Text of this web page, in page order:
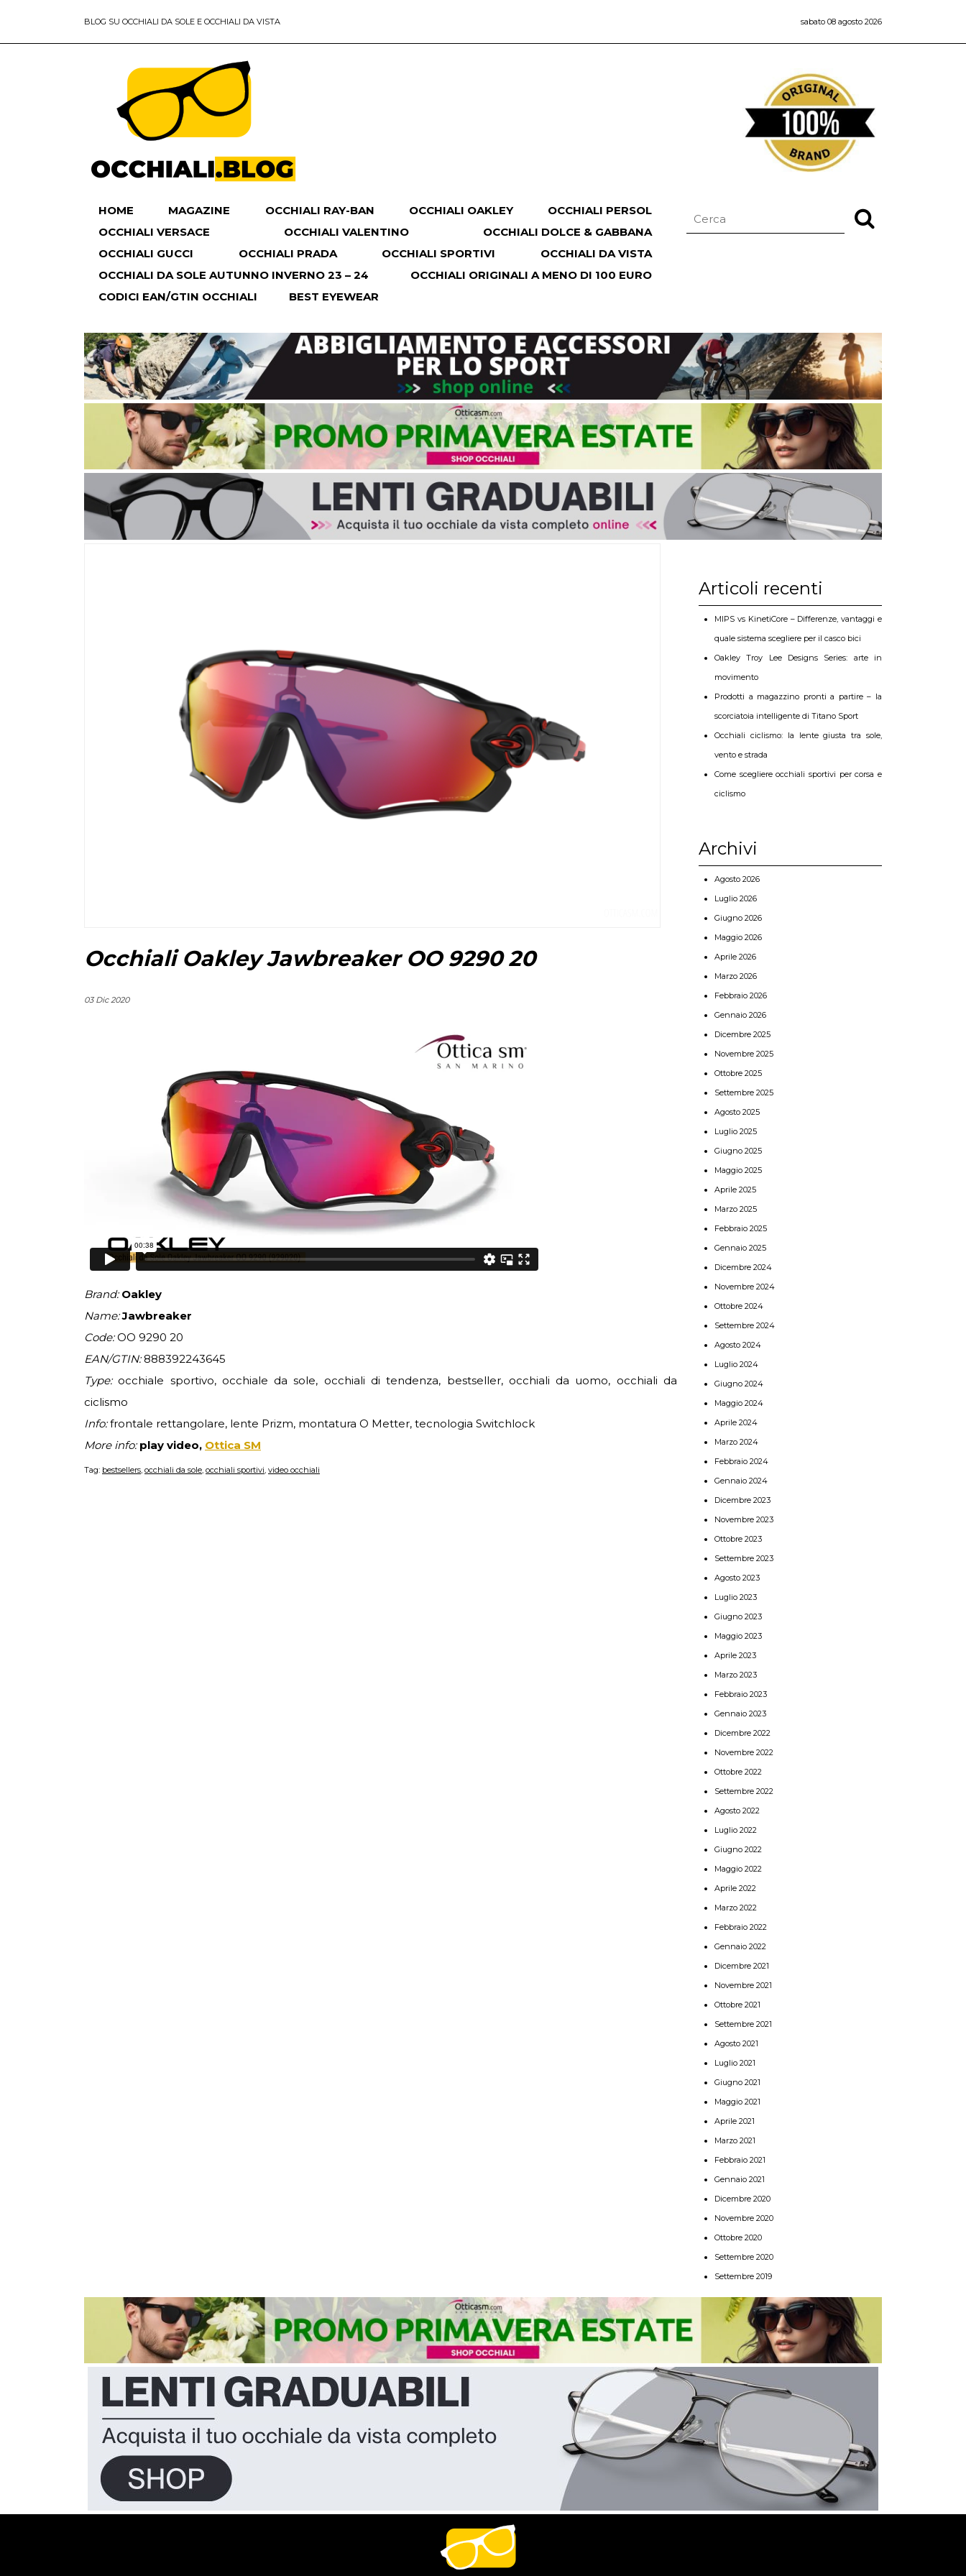
BLOG SU OCCHIALI DA SOLE E OCCHIALI DA VISTA sabato 08 agosto 2026
HOME MAGAZINE OCCHIALI RAY-BAN OCCHIALI OAKLEY
OCCHIALI PERSOL
OCCHIALI VERSACE
OCCHIALI VALENTINO
OCCHIALI DOLCE & GABBANA
OCCHIALI GUCCI
OCCHIALI PRADA OCCHIALI SPORTIVI
OCCHIALI DA VISTA
OCCHIALI DA SOLE AUTUNNO INVERNO 23 – 24
OCCHIALI ORIGINALI A MENO DI 100 EURO
CODICI EAN/GTIN OCCHIALI
BEST EYEWEAR
Occhiali Oakley Jawbreaker OO 9290 20
03 Dic 2020
Brand:Oakley
Name:Jawbreaker
Code:OO 9290 20
EAN/GTIN:888392243645
Type:occhiale sportivo, occhiale da sole, occhiali di tendenza, bestseller, occhiali da uomo, occhiali da
ciclismo
Info:frontale rettangolare, lente Prizm, montatura O Metter, tecnologia Switchlock
More info:play video, Ottica SM
Tag: bestsellers occhiali da sole occhiali sportivi video occhiali
Articoli recenti
MIPS vs KinetiCore – Differenze, vantaggi e
quale sistema scegliere per il casco bici
Oakley Troy Lee Designs Series: arte in
movimento
Prodotti a magazzino pronti a partire – la
scorciatoia intelligente di Titano Sport
Occhiali ciclismo: la lente giusta tra sole,
vento e strada
Come scegliere occhiali sportivi per corsa e
ciclismo
Archivi
Agosto 2026
Luglio 2026
Giugno 2026
Maggio 2026
Aprile 2026
Marzo 2026
Febbraio 2026
Gennaio 2026
Dicembre 2025
Novembre 2025
Ottobre 2025
Settembre 2025
Agosto 2025
Luglio 2025
Giugno 2025
Maggio 2025
Aprile 2025
Marzo 2025
Febbraio 2025
Gennaio 2025
Dicembre 2024
Novembre 2024
Ottobre 2024
Settembre 2024
Agosto 2024
Luglio 2024
Giugno 2024
Maggio 2024
Aprile 2024
Marzo 2024
Febbraio 2024
Gennaio 2024
Dicembre 2023
Novembre 2023
Ottobre 2023
Settembre 2023
Agosto 2023
Luglio 2023
Giugno 2023
Maggio 2023
Aprile 2023
Marzo 2023
Febbraio 2023
Gennaio 2023
Dicembre 2022
Novembre 2022
Ottobre 2022
Settembre 2022
Agosto 2022
Luglio 2022
Giugno 2022
Maggio 2022
Aprile 2022
Marzo 2022
Febbraio 2022
Gennaio 2022
Dicembre 2021
Novembre 2021
Ottobre 2021
Settembre 2021
Agosto 2021
Luglio 2021
Giugno 2021
Maggio 2021
Aprile 2021
Marzo 2021
Febbraio 2021
Gennaio 2021
Dicembre 2020
Novembre 2020
Ottobre 2020
Settembre 2020
Settembre 2019